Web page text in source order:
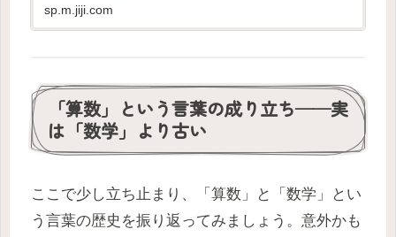
sp.m.jiji.com
「算数」という言葉の成り立ち——実
は「数学」より古い
ここで少し立ち止まり、「算数」と「数学」とい
う言葉の歴史を振り返ってみましょう。意外かも